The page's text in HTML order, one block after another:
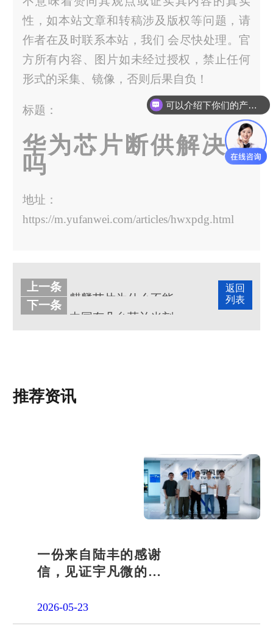
性，如本站文章和转稿涉及版权等问题，请
作者在及时联系本站，我们 会尽快处理。官
方所有内容、图片如未经过授权，禁止任何
形式的采集、镜像，否则后果自负！
标题：
华为芯片断供解决了
吗
地址：
https://m.yufanwei.com/articles/hwxpdg.html
返回
列表
上一条
下一条
推荐资讯
一份来自陆丰的感谢
信，见证宇凡微的社
2026-05-23
可以介绍下你们的产品么？